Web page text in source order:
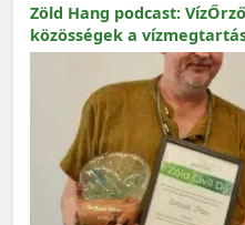
Zöld Hang podcast:
közösségek a